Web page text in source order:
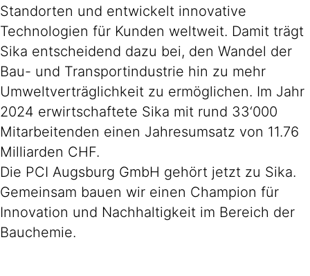
Standorten und entwickelt innovative
Technologien für Kunden weltweit. Damit trägt
Sika entscheidend dazu bei, den Wandel der
Bau- und Transportindustrie hin zu mehr
Umweltverträglichkeit zu ermöglichen. Im Jahr
2024 erwirtschaftete Sika mit rund 33‘000
Mitarbeitenden einen Jahresumsatz von 11.76
Milliarden CHF.
Die PCI Augsburg GmbH gehört jetzt zu Sika.
Gemeinsam bauen wir einen Champion für
Innovation und Nachhaltigkeit im Bereich der
Bauchemie.